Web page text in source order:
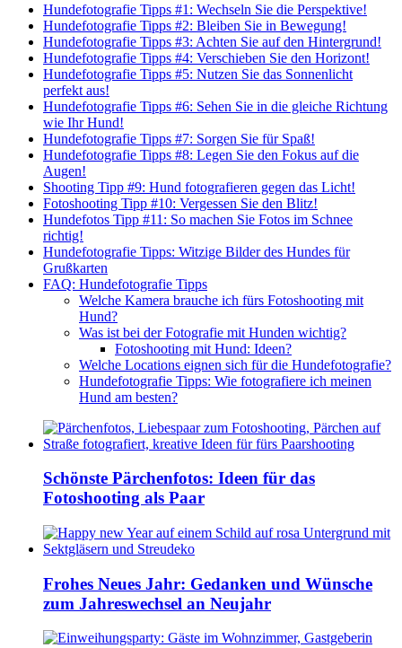
Hundefotografie Tipps #1: Wechseln Sie die Perspektive!
Hundefotografie Tipps #2: Bleiben Sie in Bewegung!
Hundefotografie Tipps #3: Achten Sie auf den Hintergrund!
Hundefotografie Tipps #4: Verschieben Sie den Horizont!
Hundefotografie Tipps #5: Nutzen Sie das Sonnenlicht
perfekt aus!
Hundefotografie Tipps #6: Sehen Sie in die gleiche Richtung
wie Ihr Hund!
Hundefotografie Tipps #7: Sorgen Sie für Spaß!
Hundefotografie Tipps #8: Legen Sie den Fokus auf die
Augen!
Shooting Tipp #9: Hund fotografieren gegen das Licht!
Fotoshooting Tipp #10: Vergessen Sie den Blitz!
Hundefotos Tipp #11: So machen Sie Fotos im Schnee
richtig!
Hundefotografie Tipps: Witzige Bilder des Hundes für
Grußkarten
FAQ: Hundefotografie Tipps
Welche Kamera brauche ich fürs Fotoshooting mit
Hund?
Was ist bei der Fotografie mit Hunden wichtig?
Fotoshooting mit Hund: Ideen?
Welche Locations eignen sich für die Hundefotografie?
Hundefotografie Tipps: Wie fotografiere ich meinen
Hund am besten?
Schönste Pärchenfotos: Ideen für das
Fotoshooting als Paar
Frohes Neues Jahr: Gedanken und Wünsche
zum Jahreswechsel an Neujahr